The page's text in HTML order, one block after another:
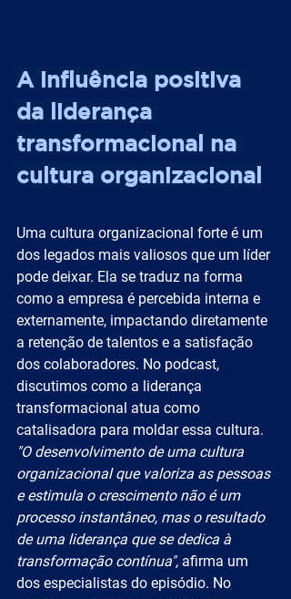
A influência positiva
da liderança
transformacional na
cultura organizacional
Uma cultura organizacional forte é um
dos legados mais valiosos que um líder
pode deixar. Ela se traduz na forma
como a empresa é percebida interna e
externamente, impactando diretamente
a retenção de talentos e a satisfação
dos colaboradores. No podcast,
discutimos como a liderança
transformacional atua como
catalisadora para moldar essa cultura.
"O desenvolvimento de uma cultura
organizacional que valoriza as pessoas
e estimula o crescimento não é um
processo instantâneo, mas o resultado
de uma liderança que se dedica à
transformação contínua", afirma um
dos especialistas do episódio. No